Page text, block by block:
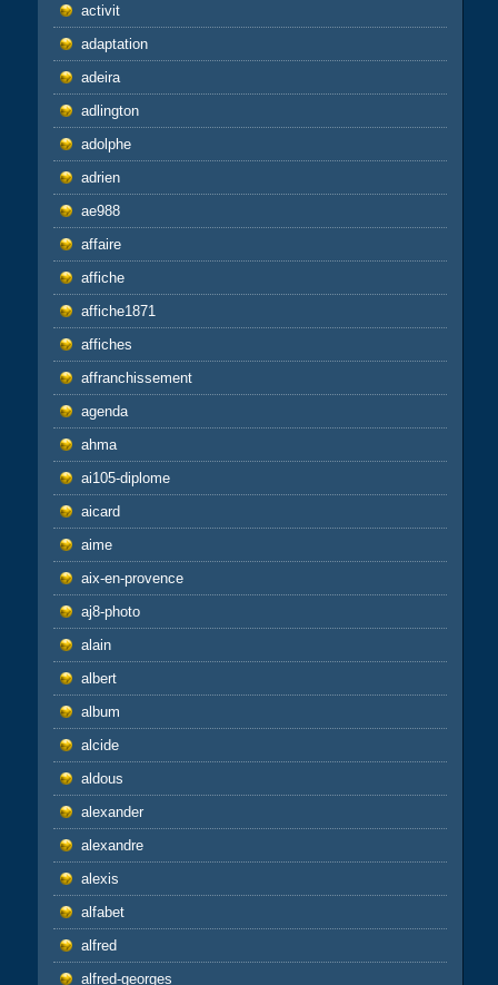
activit
adaptation
adeira
adlington
adolphe
adrien
ae988
affaire
affiche
affiche1871
affiches
affranchissement
agenda
ahma
ai105-diplome
aicard
aime
aix-en-provence
aj8-photo
alain
albert
album
alcide
aldous
alexander
alexandre
alexis
alfabet
alfred
alfred-georges